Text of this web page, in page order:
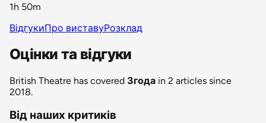
1h 50m
ВідгукиПро виставуРозклад
Оцінки та відгуки
British Theatre has covered Згода in 2 articles since
2018.
Від наших критиків